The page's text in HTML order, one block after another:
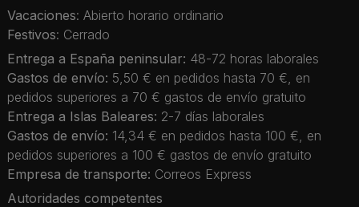
Vacaciones: Abierto horario ordinario
Festivos: Cerrado
Entrega a España peninsular: 48-72 horas laborales
Gastos de envío: 5,50 € en pedidos hasta 70 €, en
pedidos superiores a 70 € gastos de envío gratuito
Entrega a Islas Baleares: 2-7 días laborales
Gastos de envío: 14,34 € en pedidos hasta 100 €, en
pedidos superiores a 100 € gastos de envío gratuito
Empresa de transporte: Correos Express
Autoridades competentes